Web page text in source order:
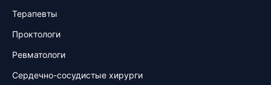
Терапевты
Проктологи
Ревматологи
Сердечно-сосудистые хирурги